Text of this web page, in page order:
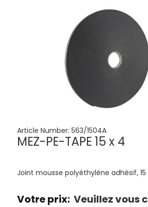
Article Number: 563/1504A
MEZ-PE-TAPE 15 x 4
Joint mousse polyéthyléne adhésif,
Votre prix: Veuillez vous